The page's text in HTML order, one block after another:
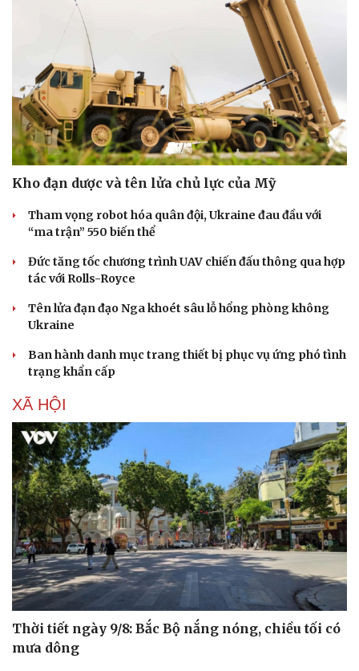
Kho đạn dược và tên lửa chủ lực của Mỹ
Tham vọng robot hóa quân đội, Ukraine đau đầu với
“ma trận” 550 biến thể
Đức tăng tốc chương trình UAV chiến đấu thông qua hợp
tác với Rolls-Royce
Tên lửa đạn đạo Nga khoét sâu lỗ hổng phòng không
Ukraine
Ban hành danh mục trang thiết bị phục vụ ứng phó tình
trạng khẩn cấp
XÃ HỘI
Thời tiết ngày 9/8: Bắc Bộ nắng nóng, chiều tối có
mưa dông